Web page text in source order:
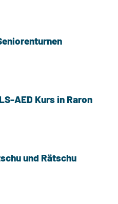
AED Kurs in Raron
und Rätschu